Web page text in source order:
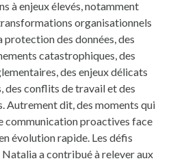
à enjeux élevés, notamment
organisationnels
protection des données, des
catastrophiques, des
des enjeux délicats
des conflits de travail et des
Autrement dit, des moments qui
communication proactives face
évolution rapide. Les défis
a contribué à relever aux